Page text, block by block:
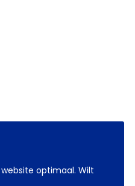
optimaal. Wilt